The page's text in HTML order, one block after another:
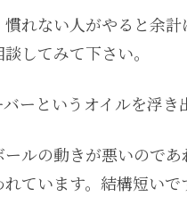
れない人がやると余
してみて下さい。
ーというオイルを浮き
ールの動きが悪いので
ています。結構短いで